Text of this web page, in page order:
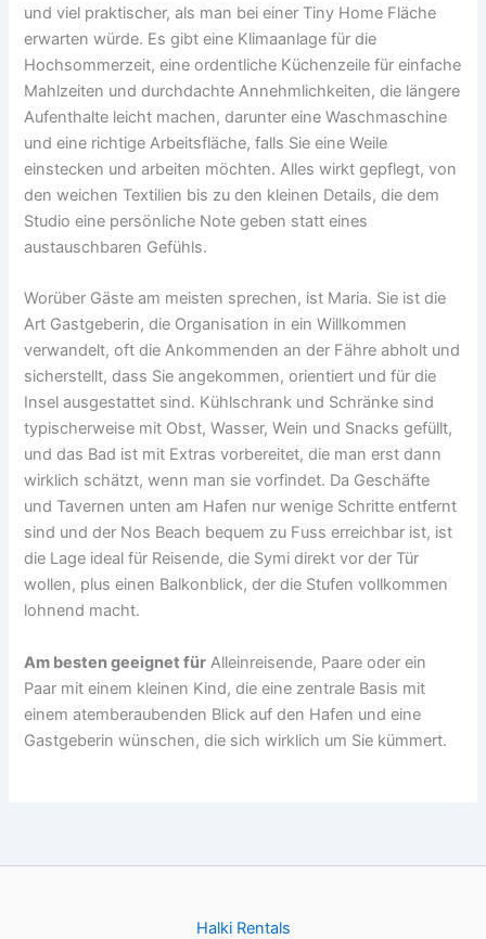
und viel praktischer, als man bei einer Tiny Home Fläche
erwarten würde. Es gibt eine Klimaanlage für die
Hochsommerzeit, eine ordentliche Küchenzeile für einfache
Mahlzeiten und durchdachte Annehmlichkeiten, die längere
Aufenthalte leicht machen, darunter eine Waschmaschine
und eine richtige Arbeitsfläche, falls Sie eine Weile
einstecken und arbeiten möchten. Alles wirkt gepflegt, von
den weichen Textilien bis zu den kleinen Details, die dem
Studio eine persönliche Note geben statt eines
austauschbaren Gefühls.
Worüber Gäste am meisten sprechen, ist Maria. Sie ist die
Art Gastgeberin, die Organisation in ein Willkommen
verwandelt, oft die Ankommenden an der Fähre abholt und
sicherstellt, dass Sie angekommen, orientiert und für die
Insel ausgestattet sind. Kühlschrank und Schränke sind
typischerweise mit Obst, Wasser, Wein und Snacks gefüllt,
und das Bad ist mit Extras vorbereitet, die man erst dann
wirklich schätzt, wenn man sie vorfindet. Da Geschäfte
und Tavernen unten am Hafen nur wenige Schritte entfernt
sind und der Nos Beach bequem zu Fuss erreichbar ist, ist
die Lage ideal für Reisende, die Symi direkt vor der Tür
wollen, plus einen Balkonblick, der die Stufen vollkommen
lohnend macht.
Am besten geeignet für Alleinreisende, Paare oder ein
Paar mit einem kleinen Kind, die eine zentrale Basis mit
einem atemberaubenden Blick auf den Hafen und eine
Gastgeberin wünschen, die sich wirklich um Sie kümmert.
Halki Rentals